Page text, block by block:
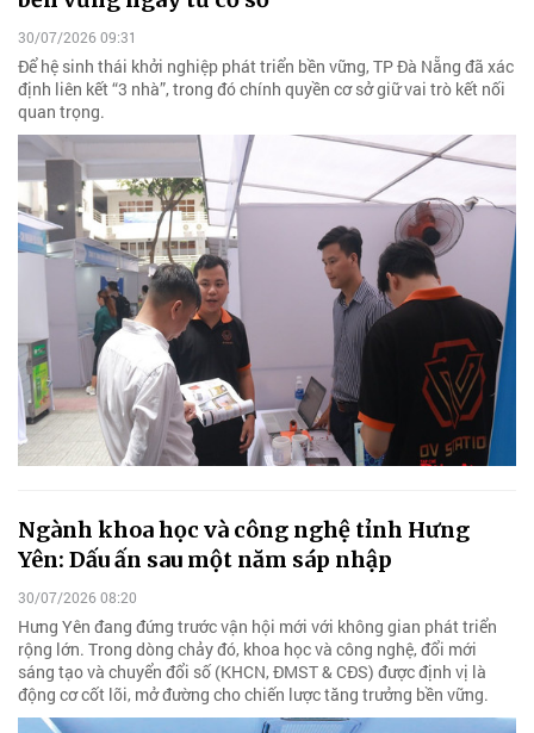
30/07/2026 09:31
Để hệ sinh thái khởi nghiệp phát triển bền vững, TP Đà Nẵng đã xác
định liên kết “3 nhà”, trong đó chính quyền cơ sở giữ vai trò kết nối
quan trọng.
Ngành khoa học và công nghệ tỉnh Hưng
Yên: Dấu ấn sau một năm sáp nhập
30/07/2026 08:20
Hưng Yên đang đứng trước vận hội mới với không gian phát triển
rộng lớn. Trong dòng chảy đó, khoa học và công nghệ, đổi mới
sáng tạo và chuyển đổi số (KHCN, ĐMST & CĐS) được định vị là
động cơ cốt lõi, mở đường cho chiến lược tăng trưởng bền vững.